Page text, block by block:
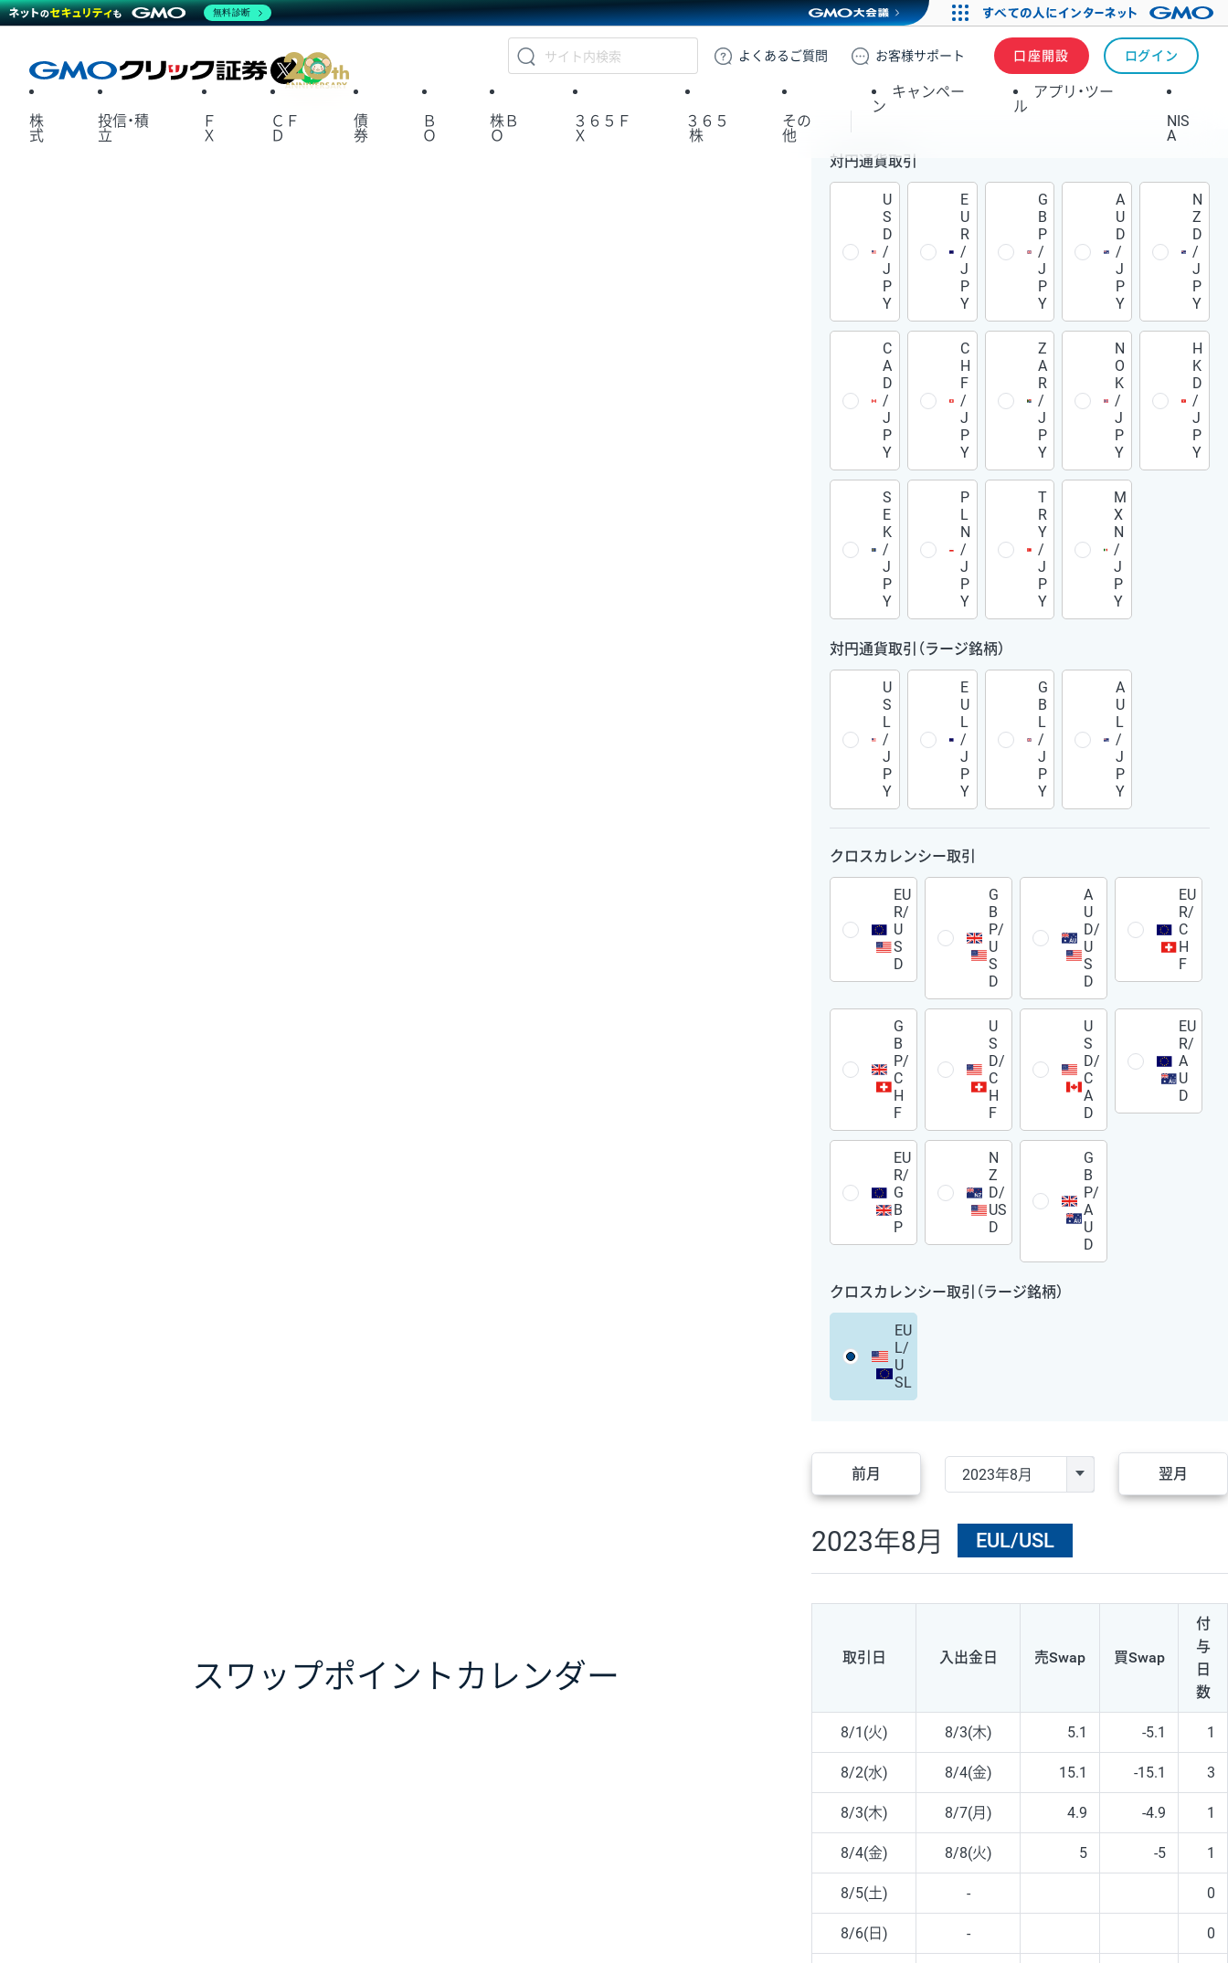
GMOクリック証券
よくある ご質問 お客様サポート 口座開設 ログイン
X
株
式
投信・積
立
Ｆ
Ｘ
ＣＦ
Ｄ
債
券
Ｂ
Ｏ
株Ｂ
Ｏ
３６５Ｆ
Ｘ
３６５
株
その
他
キャンペー
ン
アプリ・ツー
ル
NIS
A
スワップポイント カレンダー
対円通貨取引
U
S
D
/
J
P
Y
E
U
R
/
J
P
Y
G
B
P
/
J
P
Y
A
U
D
/
J
P
Y
N
Z
D
/
J
P
Y
C
A
D
/
J
P
Y
C
H
F
/
J
P
Y
Z
A
R
/
J
P
Y
N
O
K
/
J
P
Y
H
K
D
/
J
P
Y
S
E
K
/
J
P
Y
P
L
N
/
J
P
Y
T
R
Y
/
J
P
Y
M
X
N
/
J
P
Y
対円通貨取引（ラージ銘柄）
U
S
L
/
J
P
Y
E
U
L
/
J
P
Y
G
B
L
/
J
P
Y
A
U
L
/
J
P
Y
クロスカレンシー取引
EU
R/
U
S
D
G
B
P/
U
S
D
A
U
D/
U
S
D
EU
R/
C
H
F
G
B
P/
C
H
F
U
S
D/
C
H
F
U
S
D/
C
A
D
EU
R/
A
U
D
EU
R/
G
B
P
N
Z
D/
US
D
G
B
P/
A
U
D
クロスカレンシー取引（ラージ銘柄）
EU
L/
U
SL
前月 翌月
2023年8月 EUL/USL
取引日 入出金日 売Swap 買Swap
付
与
日
数
8/1(火) 8/3(木) 5.1 -5.1 1
8/2(水) 8/4(金) 15.1 -15.1 3
8/3(木) 8/7(月) 4.9 -4.9 1
8/4(金) 8/8(火) 5 -5 1
8/5(土) - 0
8/6(日) - 0
無料診断